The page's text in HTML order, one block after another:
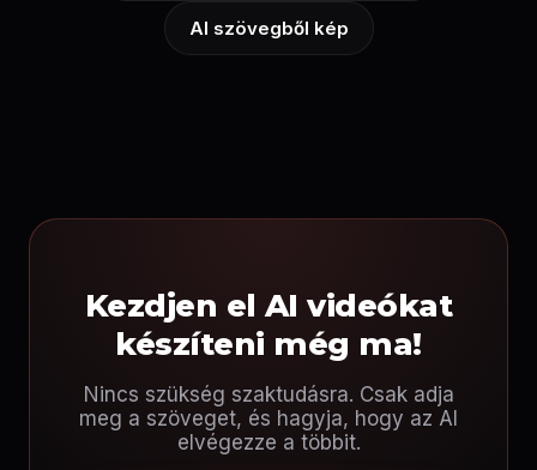
AI szövegből kép
Kezdjen el AI videókat
készíteni még ma!
Nincs szükség szaktudásra. Csak adja
meg a szöveget, és hagyja, hogy az AI
elvégezze a többit.